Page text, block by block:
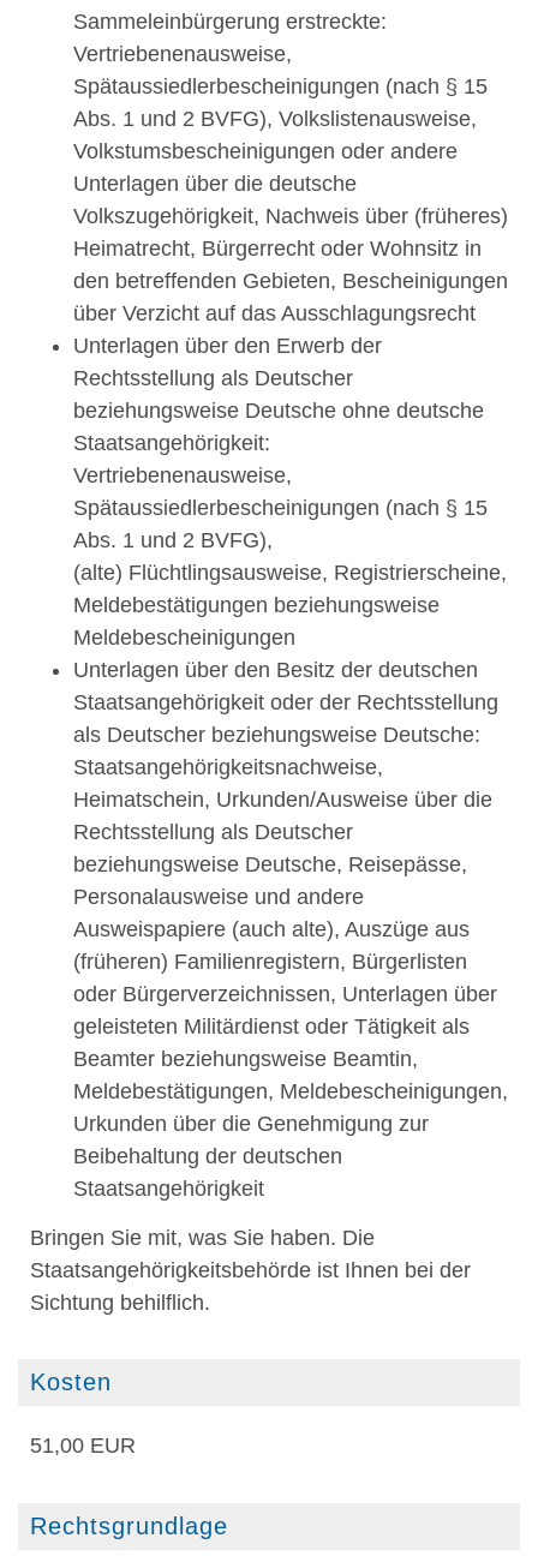
Sammeleinbürgerung erstreckte:
Vertriebenenausweise,
Spätaussiedlerbescheinigungen (nach § 15
Abs. 1 und 2 BVFG), Volkslistenausweise,
Volkstumsbescheinigungen oder andere
Unterlagen über die deutsche
Volkszugehörigkeit, Nachweis über (früheres)
Heimatrecht, Bürgerrecht oder Wohnsitz in
den betreffenden Gebieten, Bescheinigungen
über Verzicht auf das Ausschlagungsrecht
Unterlagen über den Erwerb der
Rechtsstellung als Deutscher
beziehungsweise Deutsche ohne deutsche
Staatsangehörigkeit:
Vertriebenenausweise,
Spätaussiedlerbescheinigungen (nach § 15
Abs. 1 und 2 BVFG),
(alte) Flüchtlingsausweise, Registrierscheine,
Meldebestätigungen beziehungsweise
Meldebescheinigungen
Unterlagen über den Besitz der deutschen
Staatsangehörigkeit oder der Rechtsstellung
als Deutscher beziehungsweise Deutsche:
Staatsangehörigkeitsnachweise,
Heimatschein, Urkunden/Ausweise über die
Rechtsstellung als Deutscher
beziehungsweise Deutsche, Reisepässe,
Personalausweise und andere
Ausweispapiere (auch alte), Auszüge aus
(früheren) Familienregistern, Bürgerlisten
oder Bürgerverzeichnissen, Unterlagen über
geleisteten Militärdienst oder Tätigkeit als
Beamter beziehungsweise Beamtin,
Meldebestätigungen, Meldebescheinigungen,
Urkunden über die Genehmigung zur
Beibehaltung der deutschen
Staatsangehörigkeit
Bringen Sie mit, was Sie haben. Die
Staatsangehörigkeitsbehörde ist Ihnen bei der
Sichtung behilflich.
Kosten
51,00 EUR
Rechtsgrundlage